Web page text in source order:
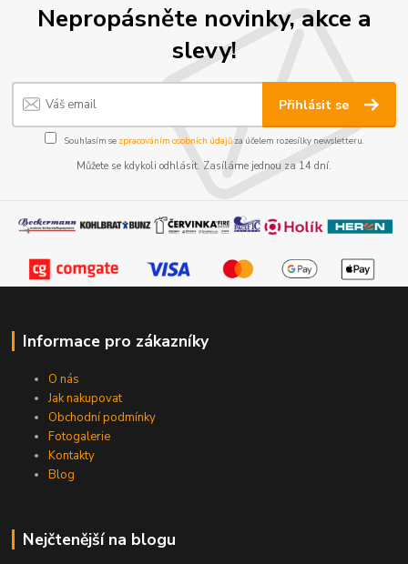
Nepropásněte novinky, akce a
slevy!
Přihlásit se
Souhlasím se zpracováním osobních údajůza účelem rozesílky newsletteru.
Můžete se kdykoli odhlásit. Zasíláme jednou za 14 dní.
Informace pro zákazníky
O nás
Jak nakupovat
Obchodní podmínky
Fotogalerie
Kontakty
Blog
Nejčtenější na blogu